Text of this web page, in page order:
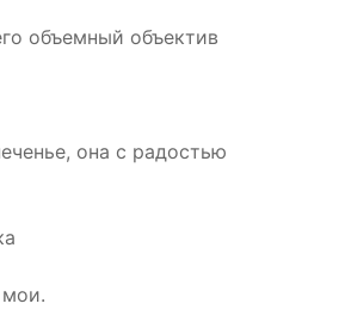
объемный объектив
она с радостью